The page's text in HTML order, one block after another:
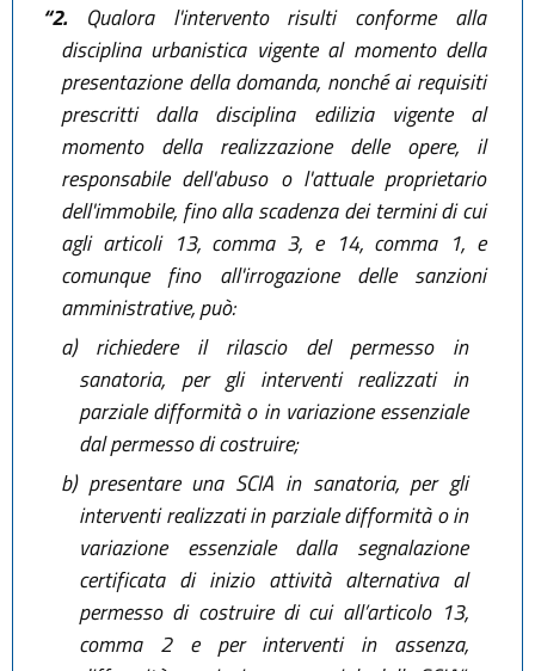
“2.Qualora l'intervento risulti conforme alla
disciplina urbanistica vigente al momento della
presentazione della domanda, nonché ai requisiti
prescritti dalla disciplina edilizia vigente al
momento della realizzazione delle opere, il
responsabile dell'abuso o l'attuale proprietario
dell'immobile, fino alla scadenza dei termini di cui
agli articoli 13, comma 3, e 14, comma 1, e
comunque fino all'irrogazione delle sanzioni
amministrative, può:
a)richiedere il rilascio del permesso in
sanatoria, per gli interventi realizzati in
parziale difformità o in variazione essenziale
dal permesso di costruire;
b)presentare una SCIA in sanatoria, per gli
interventi realizzati in parziale difformità o in
variazione essenziale dalla segnalazione
certificata di inizio attività alternativa al
permesso di costruire di cui all’articolo 13,
comma 2 e per interventi in assenza,